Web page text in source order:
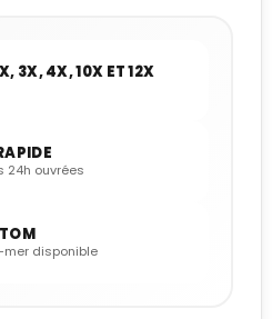
3X, 4X, 10X ET 12X
24h ouvrées
mer disponible